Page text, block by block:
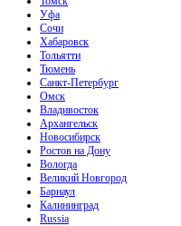
Уфа
Сочи
Хабаровск
Тольятти
Тюмень
Санкт-Петербург
Омск
Владивосток
Архангельск
Новосибирск
Ростов на Дону
Вологда
Великий Новгород
Барнаул
Калининград
Russia